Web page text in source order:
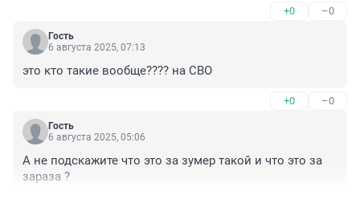
+0 –0
Гость
6 августа 2025, 07:13
это кто такие вообще???? на СВО
+0 –0
Гость
6 августа 2025, 05:06
А не подскажите что это за зумер такой и что это за
зараза ?